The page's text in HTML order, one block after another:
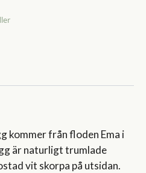
kommer från floden Ema i
är naturligt trumlade
vit skorpa på utsidan.